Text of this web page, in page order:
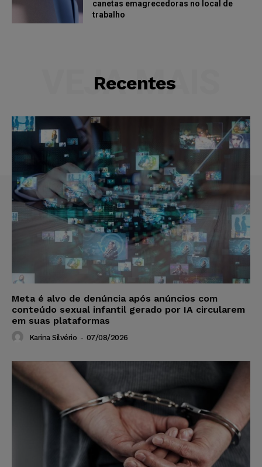
canetas emagrecedoras no local de
trabalho
Recentes
VEJA MAIS
Meta é alvo de denúncia após anúncios com
conteúdo sexual infantil gerado por IA circularem
em suas plataformas
Karina Silvério - 07/08/2026